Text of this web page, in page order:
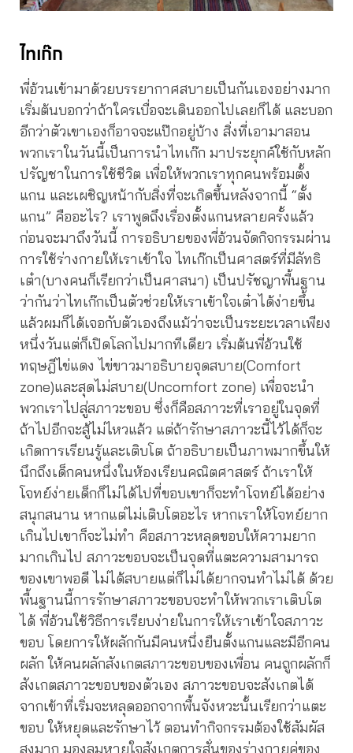
ไทเก๊ก
พี่อ้วนเข้ามาด้วยบรรยากาศสบายเป็นกันเองอย่างมาก
เริ่มต้นบอกว่าถ้าใครเบื่อจะเดินออกไปเลยก็ได้ และบอก
อีกว่าตัวเขาเองก็อาจจะแป๊กอยู่บ้าง สิ่งที่เอามาสอน
พวกเราในวันนี้เป็นการนำไทเก๊ก มาประยุกค์ใช้กับหลัก
ปรัญชาในการใช้ชีวิต เพื่อให้พวกเราทุกคนพร้อมตั้ง
แกน และเผชิญหน้ากับสิ่งที่จะเกิดขึ้นหลังจากนี้ “ตั้ง
แกน” คืออะไร? เราพูดถึงเรื่องตั้งแกนหลายครั้งแล้ว
ก่อนจะมาถึงวันนี้ การอธิบายของพี่อ้วนจัดกิจกรรมผ่าน
การใช้ร่างกายให้เราเข้าใจ ไทเก๊กเป็นศาสตร์ที่มีลัทธิ
เต๋า(บางคนก็เรียกว่าเป็นศาสนา) เป็นปรัชญาพื้นฐาน
ว่ากันว่าไทเก๊กเป็นตัวช่วยให้เราเข้าใจเต๋าได้ง่ายขึ้น
แล้วผมก็ได้เจอกับตัวเองถึงแม้ว่าจะเป็นระยะเวลาเพียง
หนึ่งวันแต่ก็เปิดโลกไปมากทีเดียว เริ่มต้นพี่อ้วนใช้
ทฤษฎีไข่แดง ไข่ขาวมาอธิบายจุดสบาย(Comfort
zone)และสุดไม่สบาย(Uncomfort zone) เพื่อจะนำ
พวกเราไปสู่สภาวะขอบ ซึ่งก็คือสภาวะที่เราอยู่ในจุดที่
ถ้าไปอีกจะสู้ไม่ไหวแล้ว แต่ถ้ารักษาสภาวะนี้ไว้ได้ก็จะ
เกิดการเรียนรู้และเติบโต ถ้าอธิบายเป็นภาพมากขึ้นให้
นึกถึงเด็กคนหนึ่งในห้องเรียนคณิตศาสตร์ ถ้าเราให้
โจทย์ง่ายเด็กก็ไม่ได้ไปที่ขอบเขาก็จะทำโจทย์ได้อย่าง
สนุกสนาน หากแต่ไม่เติบโตอะไร หากเราให้โจทย์ยาก
เกินไปเขาก็จะไม่ทำ คือสภาวะหลุดขอบให้ความยาก
มากเกินไป สภาวะขอบจะเป็นจุดที่แตะความสามารถ
ของเขาพอดี ไม่ได้สบายแต่ก็ไม่ได้ยากจนทำไม่ได้ ด้วย
พื้นฐานนี้การรักษาสภาวะขอบจะทำให้พวกเราเติบโต
ได้ พี่อ้วนใช้วิธีการเรียบง่ายในการให้เราเข้าใจสภาวะ
ขอบ โดยการให้ผลักกันมีคนหนึ่งยืนตั้งแกนและมีอีกคน
ผลัก ให้คนผลักสังเกตสภาวะขอบของเพื่อน คนถูกผลักก็
สังเกตสภาวะขอบของตัวเอง สภาวะขอบจะสังเกตได้
จากเข้าที่เริ่มจะหลุดออกจากพื้นจังหวะนั้นเรียกว่าแตะ
ขอบ ให้หยุดและรักษาไว้ ตอนทำกิจกรรมต้องใช้สัมผัส
สูงมาก มองลมหายใจสังเกตการสั่นของร่างกายคู่ของ